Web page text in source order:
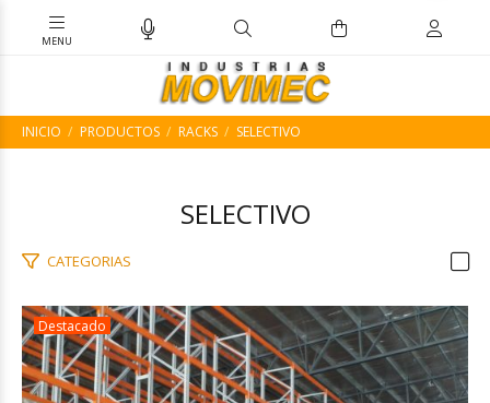
INICIO PRODUCTOS RACKS SELECTIVO
SELECTIVO
CATEGORIAS
Destacado